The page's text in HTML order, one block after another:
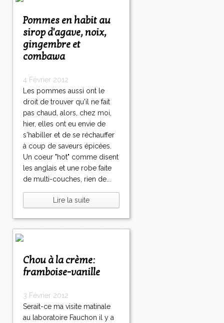
Pommes en habit au
sirop d'agave, noix,
gingembre et
combawa
4 Février 2012
Les pommes aussi ont le
droit de trouver qu'il ne fait
pas chaud, alors, chez moi,
hier, elles ont eu envie de
s'habiller et de se réchauffer
à coup de saveurs épicées.
Un coeur "hot" comme disent
les anglais et une robe faite
de multi-couches, rien de...
Lire la suite
Chou à la crème:
framboise-vanille
3 Février 2012
Serait-ce ma visite matinale
au laboratoire Fauchon il y a